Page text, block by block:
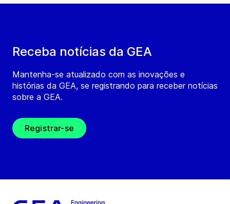
Receba notícias da GEA
Mantenha-se atualizado com as inovações e
histórias da GEA, se registrando para receber notícias
sobre a GEA.
Registrar-se